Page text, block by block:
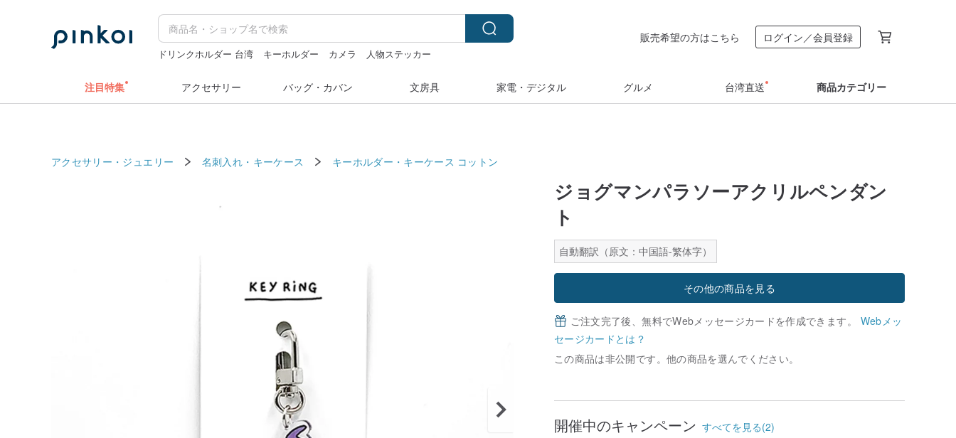
ドリンクホルダー 台湾 キーホルダー カメラ
人物ステッカー
販売希望の方はこちら ログイン／会員登録
注目特集 アクセサリー バッグ・カバン 文房具 家電・デジタル グルメ 台湾直送 商品カテゴリー
アクセサリー・ジュエリー 名刺入れ・キーケース キーホルダー・キーケース コットン
ジョグマンパラソーアクリルペンダン
ト
自動翻訳（原文：中国語-繁体字）
その他の商品を見る
ご注文完了後、無料でWebメッセージカードを作成できます。 Webメッ
セージカードとは？
この商品は非公開です。他の商品を選んでください。
開催中のキャンペーン すべてを見る(2)